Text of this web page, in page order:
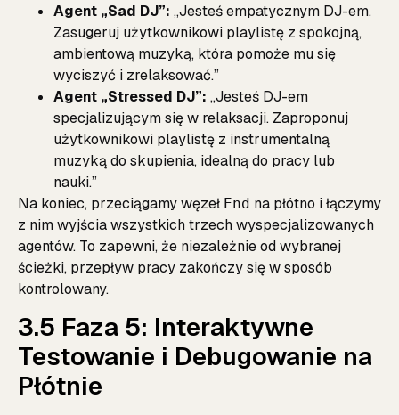
Agent „Sad DJ”: „Jesteś empatycznym DJ-em.
Zasugeruj użytkownikowi playlistę z spokojną,
ambientową muzyką, która pomoże mu się
wyciszyć i zrelaksować.”
Agent „Stressed DJ”: „Jesteś DJ-em
specjalizującym się w relaksacji. Zaproponuj
użytkownikowi playlistę z instrumentalną
muzyką do skupienia, idealną do pracy lub
nauki.”
Na koniec, przeciągamy węzeł End na płótno i łączymy
z nim wyjścia wszystkich trzech wyspecjalizowanych
agentów. To zapewni, że niezależnie od wybranej
ścieżki, przepływ pracy zakończy się w sposób
kontrolowany.
3.5 Faza 5: Interaktywne
Testowanie i Debugowanie na
Płótnie